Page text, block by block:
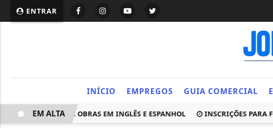
ENTRAR
INÍCIO EMPREGOS GUIA COMERCIAL
MAIS 7,8 MIL OBRAS EM INGLÊS E ESPANHOL INSCRIÇÕES PARA
EM ALTA